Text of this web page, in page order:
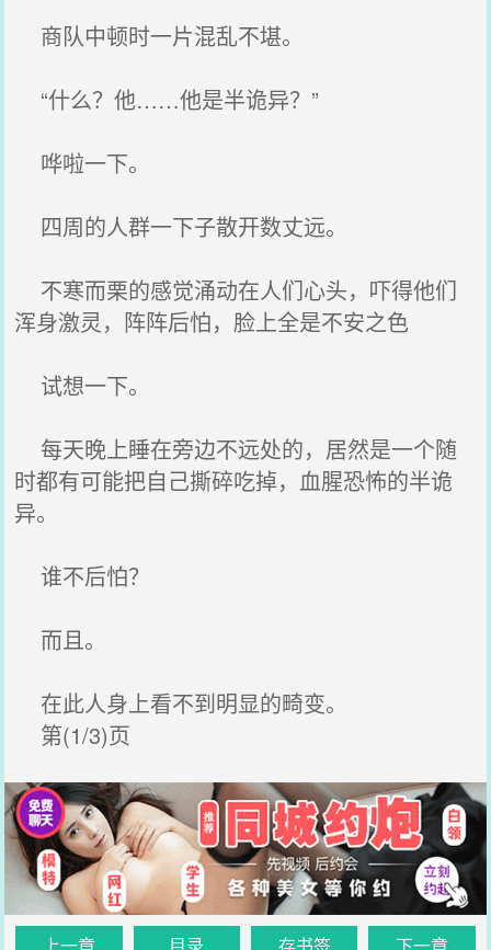
商队中顿时一片混乱不堪。
“什么？他……他是半诡异？”
哗啦一下。
四周的人群一下子散开数丈远。
不寒而栗的感觉涌动在人们心头，吓得他们
浑身激灵，阵阵后怕，脸上全是不安之色
试想一下。
每天晚上睡在旁边不远处的，居然是一个随
时都有可能把自己撕碎吃掉，血腥恐怖的半诡
异。
谁不后怕？
而且。
在此人身上看不到明显的畸变。
第(1/3)页